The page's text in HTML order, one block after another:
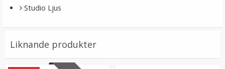
Studio Ljus
Liknande produkter